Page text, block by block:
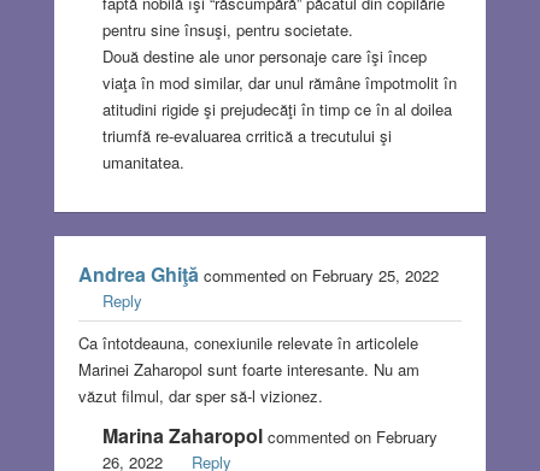
pentru sine însuşi, pentru societate.
Două destine ale unor personaje care îşi încep
viaţa în mod similar, dar unul rămâne împotmolit în
atitudini rigide şi prejudecăţi în timp ce în al doilea
triumfă re-evaluarea crritică a trecutului şi
umanitatea.
Andrea Ghiţăcommented on February 25, 2022
Reply
Ca întotdeauna, conexiunile relevate în articolele
Marinei Zaharopol sunt foarte interesante. Nu am
văzut filmul, dar sper să-l vizionez.
Marina Zaharopolcommented on February
26, 2022
Reply